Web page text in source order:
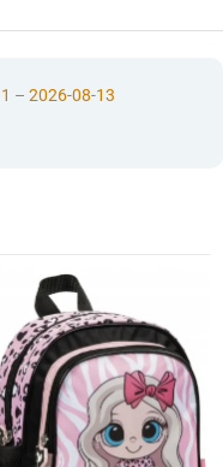
– 2026-08-13